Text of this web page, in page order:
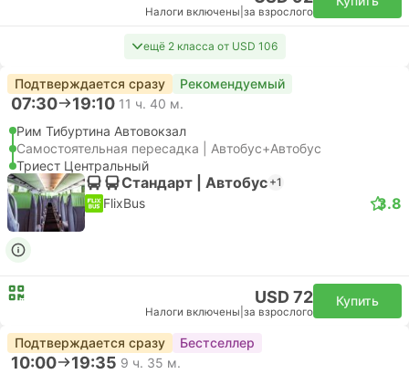
Налоги включены за взрослого
ещё 2 класса от USD 106
Подтверждается сразу Рекомендуемый
07:30 19:10 11 ч. 40 м.
Рим Тибуртина Автовокзал
Самостоятельная пересадка | Автобус+Автобус
Триест Центральный
Стандарт | Автобус +1
FlixBus 3.8
USD 72
Налоги включены за взрослого
Купить
Подтверждается сразу Бестселлер
10:00 19:35 9 ч. 35 м.